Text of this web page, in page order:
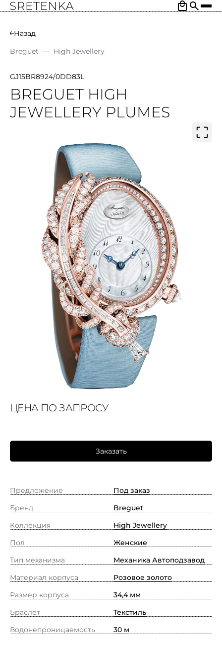
Назад
Breguet — High Jewellery
GJ15BR8924/0DD83L
BREGUET HIGH
JEWELLERY PLUMES
ЦЕНА ПО ЗАПРОСУ
Заказать
Предложение
Под заказ
Бренд
Breguet
Коллекция
High Jewellery
Пол
Женские
Тип механизма
Механика Автоподзавод
Материал корпуса
Розовое золото
Размер корпуса
34,4 мм
Браслет
Текстиль
Водонепроницаемость
30 м